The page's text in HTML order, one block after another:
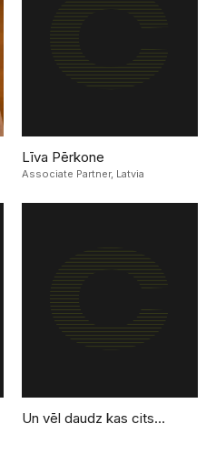
Līva Pērkone
Associate Partner, Latvia
Un vēl daudz kas cits…